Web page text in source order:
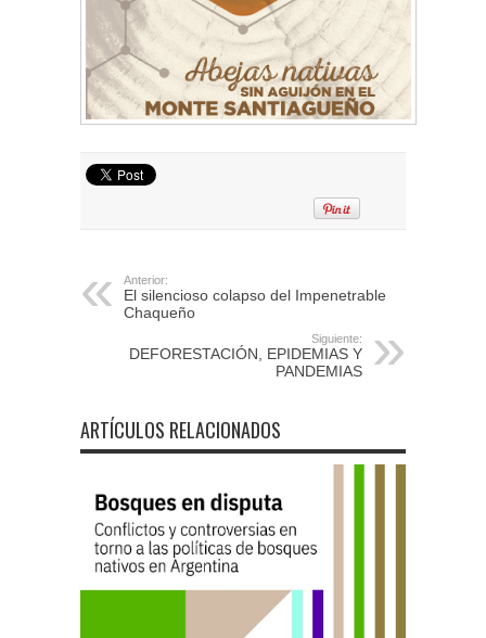
Anterior:
El silencioso colapso del Impenetrable
Chaqueño
Siguiente:
DEFORESTACIÓN, EPIDEMIAS Y
PANDEMIAS
ARTÍCULOS RELACIONADOS